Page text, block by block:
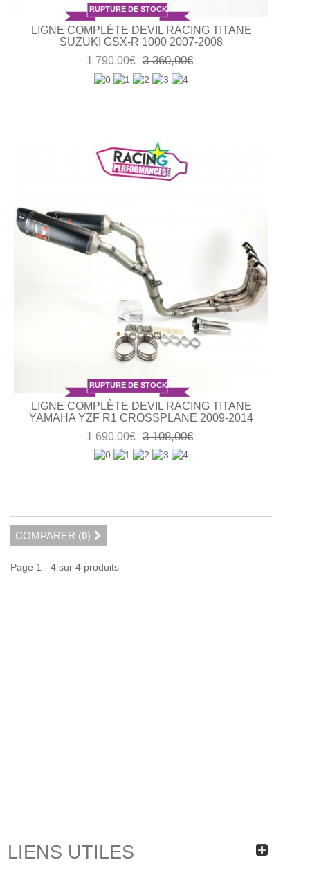
RUPTURE DE STOCK
LIGNE COMPLÈTE DEVIL RACING TITANE
SUZUKI GSX-R 1000 2007-2008
1 790,00€ 3 360,00€
RUPTURE DE STOCK
LIGNE COMPLÈTE DEVIL RACING TITANE
YAMAHA YZF R1 CROSSPLANE 2009-2014
1 690,00€ 3 108,00€
COMPARER (0)
Page 1 - 4 sur 4 produits
LIENS UTILES